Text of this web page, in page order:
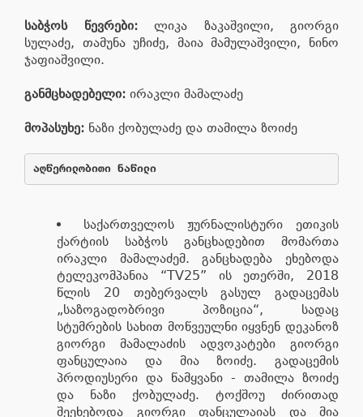
საბჭოს წევრები:ლიკა ზაკაშვილი, გიორგი
სულაძე, თამუნა უჩიძე, მაია მამულაშვილი, ნინო
ჯაფიაშვილი.
განმცხადებელი: ირაკლი მამალაძე
მოპასუხე: ნაზი ქობულაძე და თამილა ზოიძე
აღწერილობითი ნაწილი
საქართველოს ჟურნალისტური ეთიკის
ქარტიის საბჭოს განცხადებით მომართა
ირაკლი მამალაძემ. განცხადება ეხებოდა
ტელეკომპანია “TV25” ის ეთერში, 2018
წლის 20 თებერვალს გასულ გადაცემას
„საზოგადობრივი პოზიცია“, სადაც
სტუმრების სახით მოწვეულნი იყვნენ დეკანოზ
გიორგი მამალაძის ადვოკატები გიორგი
ფანცულაია და მია ზოიძე. გადაცემის
პროდიუსერი და წამყვანი - თამილა ზოიძე
და ნაზი ქობულაძე. ტოქშოუ ძირითად
შეეხებოდა გიორგი ფანცულაიას და მია